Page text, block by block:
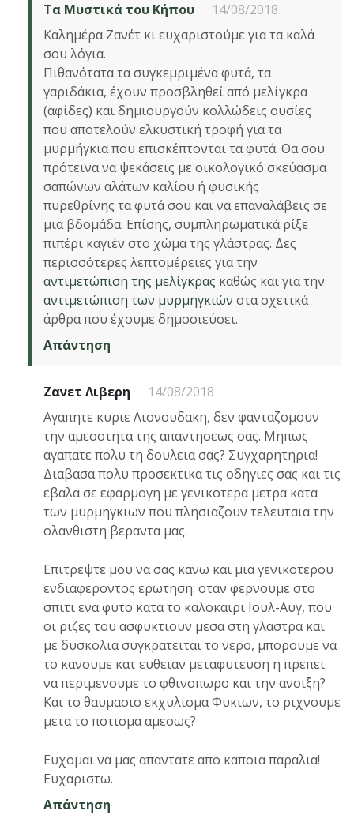
Τα Μυστικά του Κήπου
14/08/2018
Καλημέρα Ζανέτ κι ευχαριστούμε για τα καλά
σου λόγια.
Πιθανότατα τα συγκεμριμένα φυτά, τα
γαριδάκια, έχουν προσβληθεί από μελίγκρα
(αφίδες) και δημιουργούν κολλώδεις ουσίες
που αποτελούν ελκυστική τροφή για τα
μυρμήγκια που επισκέπτονται τα φυτά. Θα σου
πρότεινα να ψεκάσεις με οικολογικό σκεύασμα
σαπώνων αλάτων καλίου ή φυσικής
πυρεθρίνης τα φυτά σου και να επαναλάβεις σε
μια βδομάδα. Επίσης, συμπληρωματικά ρίξε
πιπέρι καγιέν στο χώμα της γλάστρας. Δες
περισσότερες λεπτομέρειες για την
αντιμετώπιση της μελίγκρας καθώς και για την
αντιμετώπιση των μυρμηγκιών στα σχετικά
άρθρα που έχουμε δημοσιεύσει.
Απάντηση
Ζανετ Λιβερη
14/08/2018
Αγαπητε κυριε Λιονουδακη, δεν φανταζομουν
την αμεσοτητα της απαντησεως σας. Μηπως
αγαπατε πολυ τη δουλεια σας? Συγχαρητηρια!
Διαβασα πολυ προσεκτικα τις οδηγιες σας και τις
εβαλα σε εφαρμογη με γενικοτερα μετρα κατα
των μυρμηγκιων που πλησιαζουν τελευταια την
ολανθιστη βεραντα μας.
Επιτρεψτε μου να σας κανω και μια γενικοτερου
ενδιαφεροντος ερωτηση: οταν φερνουμε στο
σπιτι ενα φυτο κατα το καλοκαιρι Ιουλ-Αυγ, που
οι ριζες του ασφυκτιουν μεσα στη γλαστρα και
με δυσκολια συγκρατειται το νερο, μπορουμε να
το κανουμε κατ ευθειαν μεταφυτευση η πρεπει
να περιμενουμε το φθινοπωρο και την ανοιξη?
Και το θαυμασιο εκχυλισμα Φυκιων, το ριχνουμε
μετα το ποτισμα αμεσως?
Ευχομαι να μας απαντατε απο καποια παραλια!
Ευχαριστω.
Απάντηση